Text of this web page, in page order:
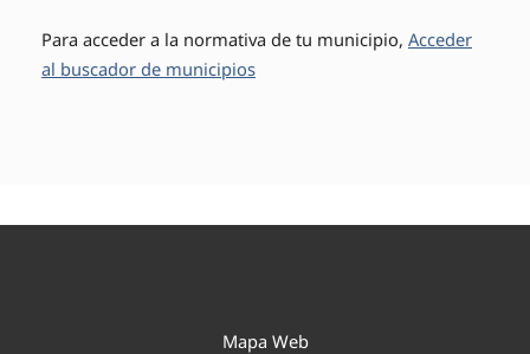
Para acceder a la normativa de tu municipio, Acceder
al buscador de municipios
Mapa Web